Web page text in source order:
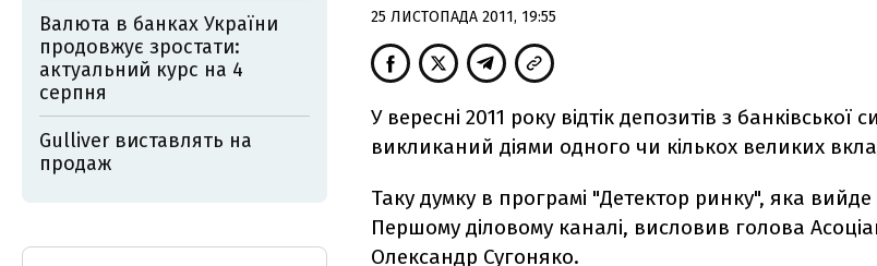
25 ЛИСТОПАДА 2011, 19:55
У вересні 2011 року відтік депозитів з банківської
викликаний діями одного чи кількох великих
Таку думку в програмі "Детектор ринку", яка
Першому діловому каналі, висловив голова
Олександр Сугоняко.
Валюта в банках України
продовжує зростати:
актуальний курс на 4
серпня
Gulliver виставлять на
продаж